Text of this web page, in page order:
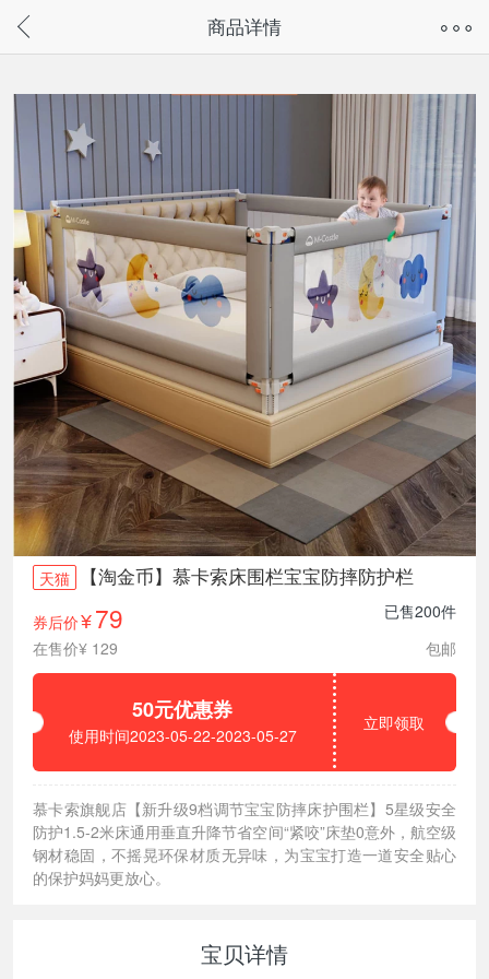
请通过微信或支付宝搜“奇兔客小程序”访问
商品详情
天猫 【淘金币】慕卡索床围栏宝宝防摔防护栏
券后价¥ 79
已售200件
在售价¥ 129
包邮
50元优惠券
使用时间2023-05-22-2023-05-27
立即领取
慕卡索旗舰店【新升级9档调节宝宝防摔床护围栏】5星级安全
防护1.5-2米床通用垂直升降节省空间“紧咬”床垫0意外，航空级
钢材稳固，不摇晃环保材质无异味，为宝宝打造一道安全贴心
的保护妈妈更放心。
宝贝详情